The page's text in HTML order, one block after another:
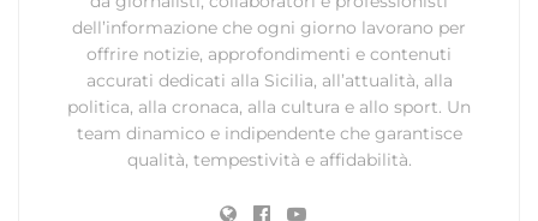
dell’informazione che ogni giorno lavorano per
offrire notizie, approfondimenti e contenuti
accurati dedicati alla Sicilia, all’attualità, alla
politica, alla cronaca, alla cultura e allo sport. Un
team dinamico e indipendente che garantisce
qualità, tempestività e affidabilità.